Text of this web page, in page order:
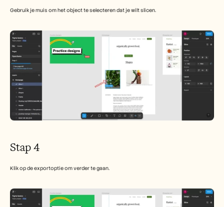
Gebruik je muis om het object te selecteren dat je wilt slicen.
Stap 4
Klik op de exportoptie om verder te gaan.